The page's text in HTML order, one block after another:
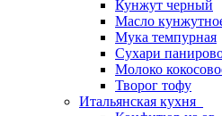
Кунжут черный
Масло
Мука темпурная
Сухари
Молоко
Творог тофу
Итальянская кухня